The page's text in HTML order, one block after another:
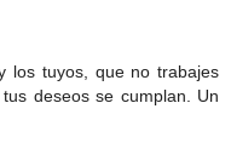
los tuyos, que no trabajes
deseos se cumplan. Un